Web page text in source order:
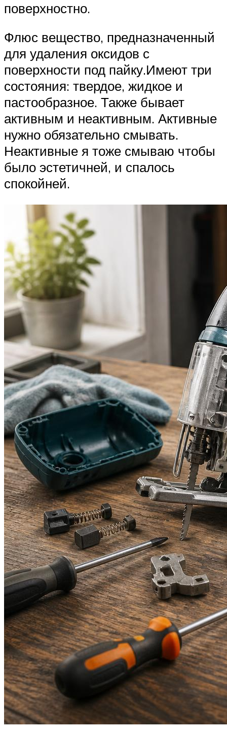
поверхностно.
Флюс вещество, предназначенный
для удаления оксидов с
поверхности под пайку.Имеют три
состояния: твердое, жидкое и
пастообразное. Также бывает
активным и неактивным. Активные
нужно обязательно смывать.
Неактивные я тоже смываю чтобы
было эстетичней, и спалось
спокойней.